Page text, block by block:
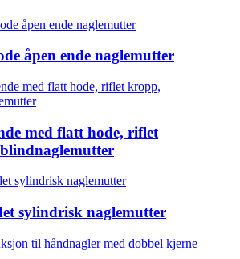
åpen ende naglemutter
med flatt hode, riflet
sylindrisk naglemutter